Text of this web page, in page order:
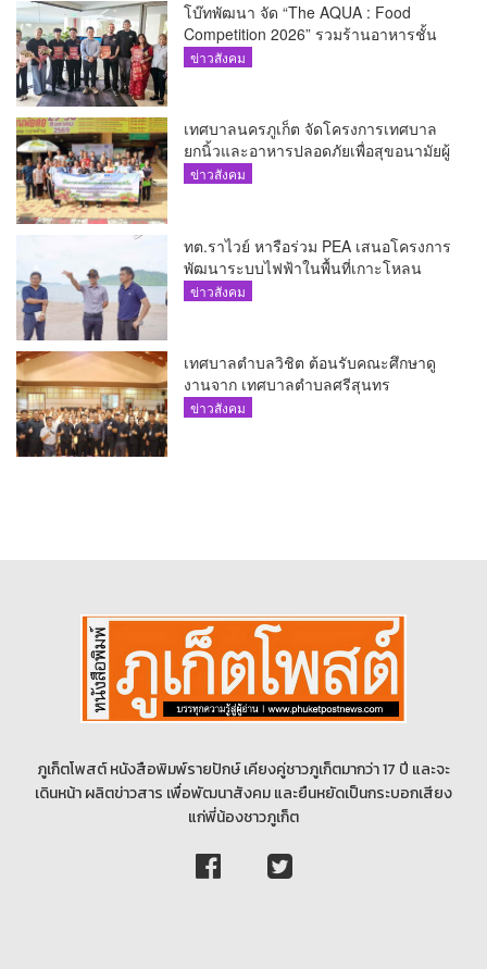
โบ๊ทพัฒนา จัด “The AQUA : Food
Competition 2026” รวมร้านอาหารชั้น
นำของ The Shopps at The AQUA ชู
ข่าวสังคม
เทศบาลนครภูเก็ต จัดโครงการเทศบาล
ยกนิ้วและอาหารปลอดภัยเพื่อสุขอนามัยผู้
บริโภค
ข่าวสังคม
ทต.ราไวย์ หารือร่วม PEA เสนอโครงการ
พัฒนาระบบไฟฟ้าในพื้นที่เกาะโหลน
ข่าวสังคม
เทศบาลตำบลวิชิต ต้อนรับคณะศึกษาดู
งานจาก เทศบาลตำบลศรีสุนทร
ข่าวสังคม
ภูเก็ตโพสต์ หนังสือพิมพ์รายปักษ์ เคียงคู่ชาวภูเก็ตมากว่า 17 ปี และจะ
เดินหน้า ผลิตข่าวสาร เพื่อพัฒนาสังคม และยืนหยัดเป็นกระบอกเสียง
แก่พี่น้องชาวภูเก็ต